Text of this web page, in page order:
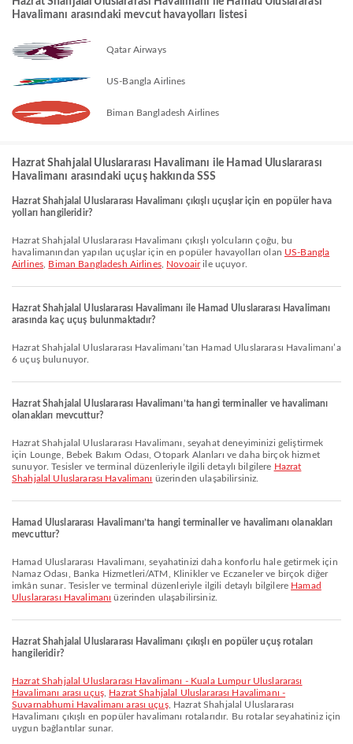
Havalimanı arasındaki mevcut havayolları listesi
Qatar Airways
US-Bangla Airlines
Biman Bangladesh Airlines
Hazrat Shahjalal Uluslararası Havalimanı ile Hamad Uluslararası
Havalimanı arasındaki uçuş hakkında SSS
Hazrat Shahjalal Uluslararası Havalimanı çıkışlı uçuşlar için en popüler hava
yolları hangileridir?
Hazrat Shahjalal Uluslararası Havalimanı çıkışlı yolcuların çoğu, bu
havalimanından yapılan uçuşlar için en popüler havayolları olan US-Bangla
Airlines Biman Bangladesh Airlines, Novoairile uçuyor.
Hazrat Shahjalal Uluslararası Havalimanı ile Hamad Uluslararası Havalimanı
arasında kaç uçuş bulunmaktadır?
Hazrat Shahjalal Uluslararası Havalimanı’tan Hamad Uluslararası Havalimanı’a
6 uçuş bulunuyor.
Hazrat Shahjalal Uluslararası Havalimanı’ta hangi terminaller ve havalimanı
olanakları mevcuttur?
Hazrat Shahjalal Uluslararası Havalimanı, seyahat deneyiminizi geliştirmek
için Lounge, Bebek Bakım Odası, Otopark Alanları ve daha birçok hizmet
sunuyor. Tesisler ve terminal düzenleriyle ilgili detaylı bilgilere Hazrat
Shahjalal Uluslararası Havalimanı üzerinden ulaşabilirsiniz.
Hamad Uluslararası Havalimanı’ta hangi terminaller ve havalimanı olanakları
mevcuttur?
Hamad Uluslararası Havalimanı, seyahatinizi daha konforlu hale getirmek için
Namaz Odası, Banka Hizmetleri/ATM, Klinikler ve Eczaneler ve birçok diğer
imkân sunar. Tesisler ve terminal düzenleriyle ilgili detaylı bilgilere Hamad
Uluslararası Havalimanı üzerinden ulaşabilirsiniz.
Hazrat Shahjalal Uluslararası Havalimanı çıkışlı en popüler uçuş rotaları
hangileridir?
Hazrat Shahjalal Uluslararası Havalimanı - Kuala Lumpur Uluslararası
Havalimanı arası uçuş, Hazrat Shahjalal Uluslararası Havalimanı -
Suvarnabhumi Havalimanı arası uçuş, Hazrat Shahjalal Uluslararası
Havalimanı çıkışlı en popüler havalimanı rotalarıdır. Bu rotalar seyahatiniz için
uygun bağlantılar sunar.